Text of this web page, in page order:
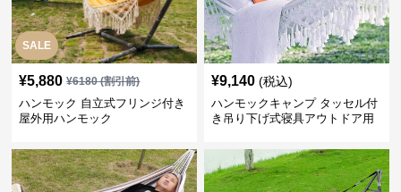
SALE
¥5,880 ¥6180(割引前)
ハンモック 自立式フリンジ付き
屋外用ハンモック
¥9,140 (税込)
ハンモックキャンプ タッセル付
き吊り下げ式寝具アウトドア用